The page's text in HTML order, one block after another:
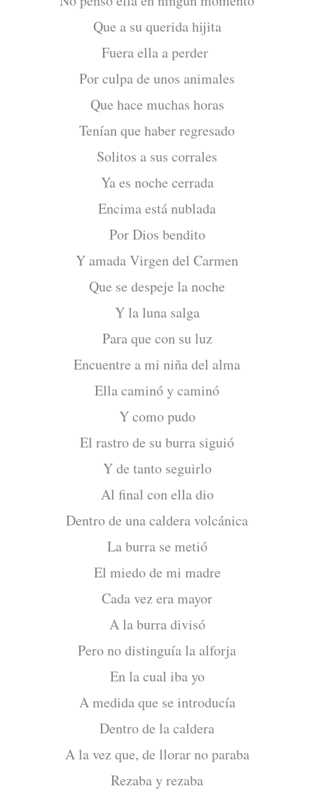
Que a su querida hijita
Fuera ella a perder
Por culpa de unos animales
Que hace muchas horas
Tenían que haber regresado
Solitos a sus corrales
Ya es noche cerrada
Encima está nublada
Por Dios bendito
Y amada Virgen del Carmen
Que se despeje la noche
Y la luna salga
Para que con su luz
Encuentre a mi niña del alma
Ella caminó y caminó
Y como pudo
El rastro de su burra siguió
Y de tanto seguirlo
Al final con ella dio
Dentro de una caldera volcánica
La burra se metió
El miedo de mi madre
Cada vez era mayor
A la burra divisó
Pero no distinguía la alforja
En la cual iba yo
A medida que se introducía
Dentro de la caldera
A la vez que, de llorar no paraba
Rezaba y rezaba